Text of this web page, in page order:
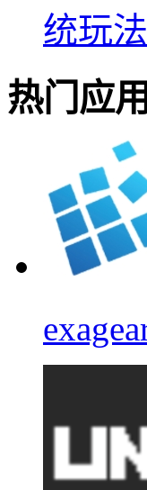
统玩
热门应用